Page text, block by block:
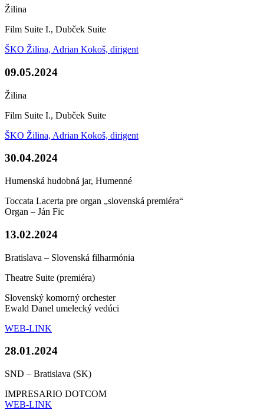
Žilina
Film Suite I., Dubček Suite
ŠKO Žilina, Adrian Kokoš, dirigent
09.05.2024
Žilina
Film Suite I., Dubček Suite
ŠKO Žilina, Adrian Kokoš, dirigent
30.04.2024
Humenská hudobná jar, Humenné
Toccata Lacerta pre organ „slovenská premiéra“
Organ – Ján Fic
13.02.2024
Bratislava – Slovenská filharmónia
Theatre Suite (premiéra)
Slovenský komorný orchester
Ewald Danel umelecký vedúci
WEB-LINK
28.01.2024
SND – Bratislava (SK)
IMPRESARIO DOTCOM
WEB-LINK